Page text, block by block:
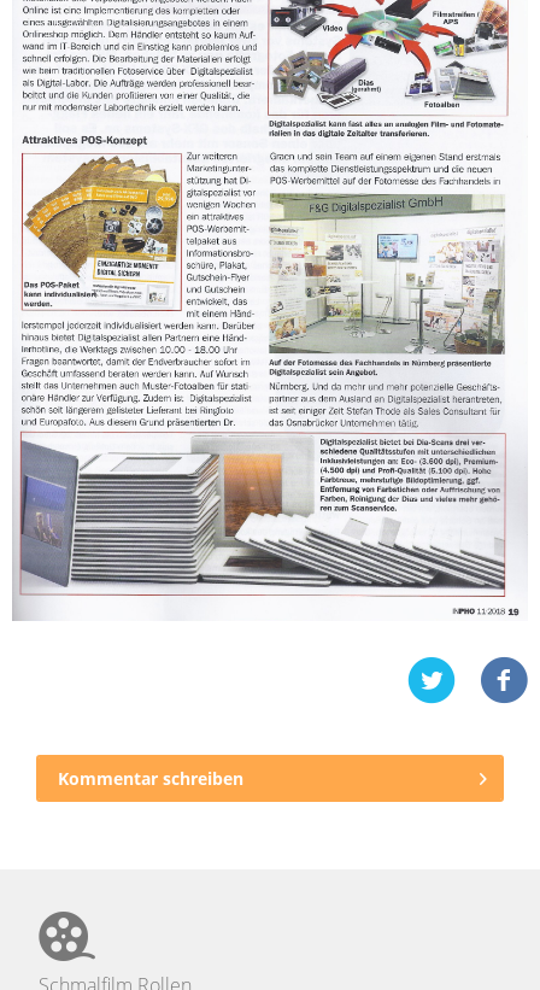
Kommentar schreiben